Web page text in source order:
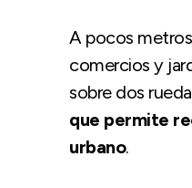
A pocos
comercios y
sobre dos
que permite
urbano.